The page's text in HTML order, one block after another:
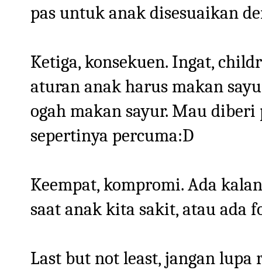
pas untuk anak disesuaikan
Ketiga, konsekuen. Ingat,
aturan anak harus makan
ogah makan sayur. Mau
sepertinya percuma:D
Keempat, kompromi. Ada
saat anak kita sakit, atau ada
Last but not least, jangan